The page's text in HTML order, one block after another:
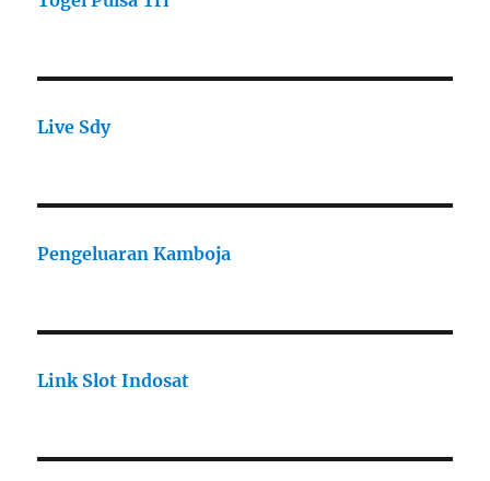
Live Sdy
Pengeluaran Kamboja
Link Slot Indosat